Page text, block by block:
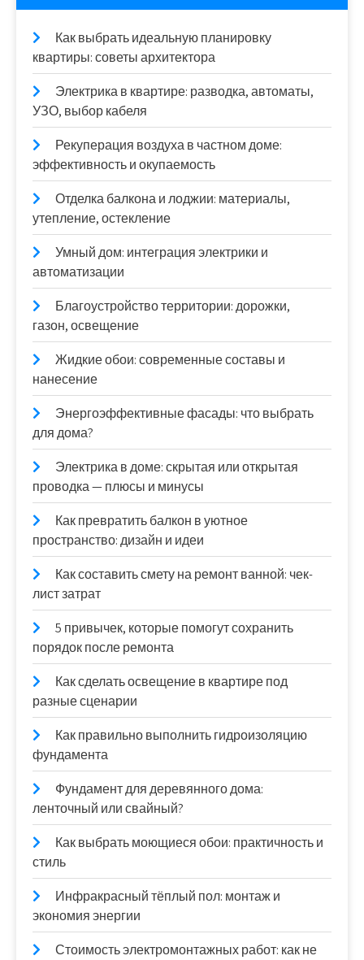
Как выбрать идеальную планировку
квартиры: советы архитектора
Электрика в квартире: разводка, автоматы,
УЗО, выбор кабеля
Рекуперация воздуха в частном доме:
эффективность и окупаемость
Отделка балкона и лоджии: материалы,
утепление, остекление
Умный дом: интеграция электрики и
автоматизации
Благоустройство территории: дорожки,
газон, освещение
Жидкие обои: современные составы и
нанесение
Энергоэффективные фасады: что выбрать
для дома?
Электрика в доме: скрытая или открытая
проводка — плюсы и минусы
Как превратить балкон в уютное
пространство: дизайн и идеи
Как составить смету на ремонт ванной: чек-
лист затрат
5 привычек, которые помогут сохранить
порядок после ремонта
Как сделать освещение в квартире под
разные сценарии
Как правильно выполнить гидроизоляцию
фундамента
Фундамент для деревянного дома:
ленточный или свайный?
Как выбрать моющиеся обои: практичность и
стиль
Инфракрасный тёплый пол: монтаж и
экономия энергии
Стоимость электромонтажных работ: как не